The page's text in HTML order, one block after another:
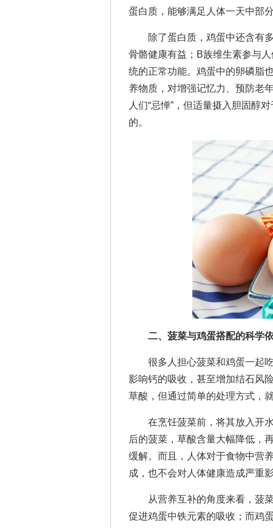
蛋白质，能够满足人体一天中部
除了蛋白质，鸡蛋中还含有多
骨骼健康有益；B族维生素参与
统的正常功能。鸡蛋中的卵磷脂
养物质，对增强记忆力、预防老
人们“忌惮”，但适量摄入胆固醇
的。
二、菠菜与鸡蛋搭配的科学
很多人担心菠菜和鸡蛋一起吃
影响钙的吸收，甚至增加结石风
草酸，但通过简单的处理方式，
在烹饪菠菜前，将其放入开水
后的菠菜，草酸含量大幅降低，
缓解。而且，人体对于食物中营
成，也不会对人体健康造成严重影
从营养互补的角度来看，菠菜
促进鸡蛋中铁元素的吸收；而鸡